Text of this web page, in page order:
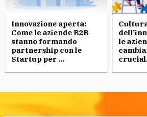
Innovazione aperta:
Come le aziende B2B
stanno formando
partnership con le
Startup per ...
le